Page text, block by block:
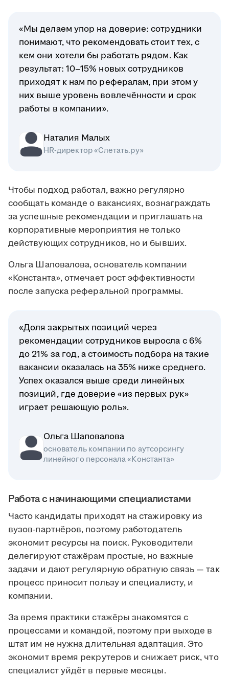
«Мы делаем упор на доверие: сотрудники
понимают, что рекомендовать стоит тех, с
кем они хотели бы работать рядом. Как
результат: 10–15% новых сотрудников
приходят к нам по рефералам, при этом у
них выше уровень вовлечённости и срок
работы в компании».
Наталия Малых
HR-директор «Слетать.ру»
Чтобы подход работал, важно регулярно
сообщать команде о вакансиях, вознаграждать
за успешные рекомендации и приглашать на
корпоративные мероприятия не только
действующих сотрудников, но и бывших.
Ольга Шаповалова, основатель компании
«Константа», отмечает рост эффективности
после запуска реферальной программы.
«Доля закрытых позиций через
рекомендации сотрудников выросла с 6%
до 21% за год, а стоимость подбора на такие
вакансии оказалась на 35% ниже среднего.
Успех оказался выше среди линейных
позиций, где доверие «из первых рук»
играет решающую роль».
Ольга Шаповалова
основатель компании по аутсорсингу
линейного персонала «Константа»
Работа с начинающими специалистами
Часто кандидаты приходят на стажировку из
вузов-партнёров, поэтому работодатель
экономит ресурсы на поиск. Руководители
делегируют стажёрам простые, но важные
задачи и дают регулярную обратную связь — так
процесс приносит пользу и специалисту, и
компании.
За время практики стажёры знакомятся с
процессами и командой, поэтому при выходе в
штат им не нужна длительная адаптация. Это
экономит время рекрутеров и снижает риск, что
специалист уйдёт в первые месяцы.